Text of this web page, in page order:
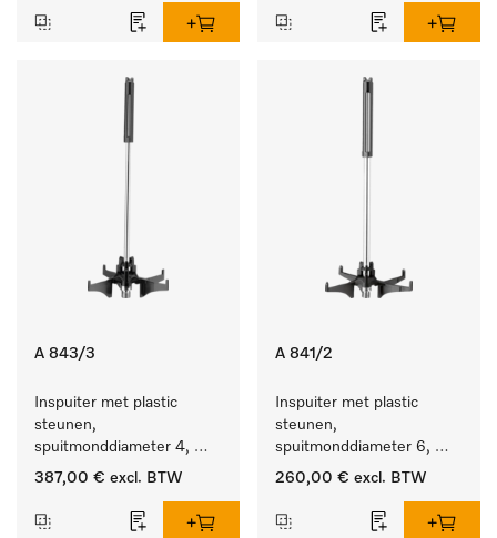
A 843/3
Inspuiter met plastic
steunen,
spuitmonddiameter 4,
lengte 185 mm, 20 stuks
387,00 € excl. BTW
A 841/2
Inspuiter met plastic
steunen,
spuitmonddiameter 6,
lengte 210 mm, 10 stuks
260,00 € excl. BTW